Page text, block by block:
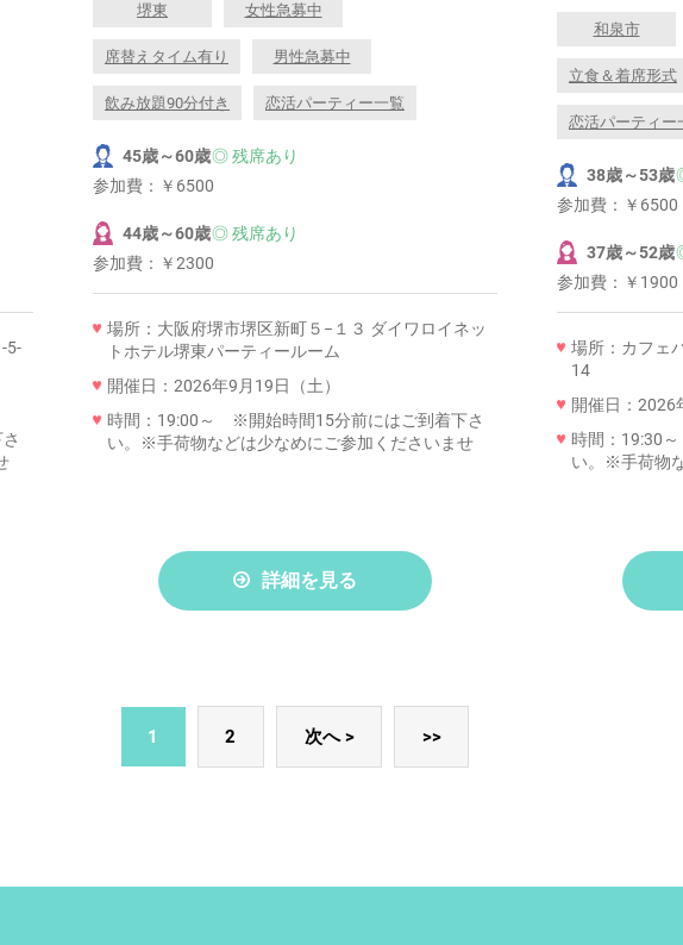
5-
堺東 女性急募中
席替えタイム有り 男性急募中
飲み放題90分付き 恋活パーティー一覧
45歳～60歳◎ 残席あり
参加費： ￥6500
44歳～60歳◎ 残席あり
参加費： ￥2300
場所：大阪府堺市堺区新町５−１３ ダイワロイネッ
トホテル堺東パーティールーム
開催日：2026年9月19日（土）
時間：19:00～ ※開始時間15分前にはご到着下さ
い。※手荷物などは少なめにご参加くださいませ
詳細を見る
和泉市
立食＆着席形式
恋活パーティー
38歳～53歳
参加費： ￥6500
37歳～52歳
参加費： ￥1900
場所：カフェ
14
開催日：2026
時間：19:30
い。※手荷物
1 2 次へ > >>